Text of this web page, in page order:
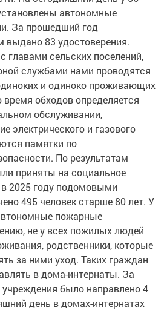
автономные
За прошедший год
83 удостоверения.
главами сельских поселений,
службами нами проводятся
и одиноко проживающих
обходов определяется
обслуживании,
электрического и газового
памятки по
По результатам
приняты на социальное
2025 году подомовыми
495 человек старше 80 лет. У
пожарные
не у всех пожилых людей
родственники, которые
за ними уход. Таких граждан
в дома-интернаты. За
учреждения было направлено 4
день в домах-интернатах